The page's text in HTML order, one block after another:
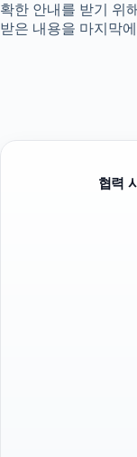
확한 안내를 받기 위
받은 내용을 마지막
협력